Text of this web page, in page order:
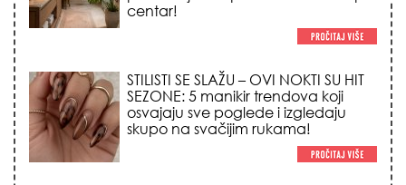
skupo na svačijim rukama!
REDAK ASTRO FENOMEN POČINJE
7. AVGUSTA: Veliki Vazdušni Trigon
otvara kapiju sreće i menja sudbinu
za 3 znaka!